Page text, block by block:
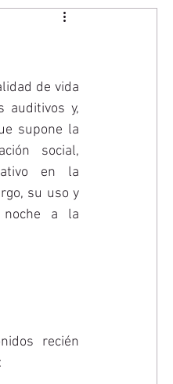
de vida
auditivos y,
supone la
social,
en la
su uso y
noche a la
recién